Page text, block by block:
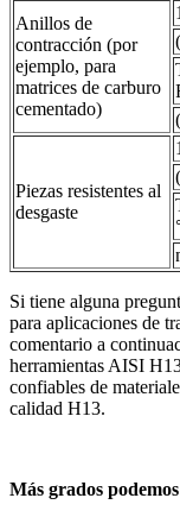
Anillos de
contracción (por
ejemplo, para
matrices de carburo
cementado)
Piezas resistentes al
desgaste
Si tiene alguna
para aplicaciones de
comentario a
herramientas AISI
confiables de
calidad H13.
Más grados